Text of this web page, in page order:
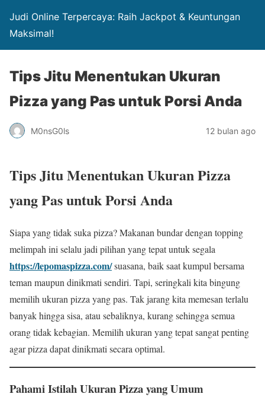
Judi Online Terpercaya: Raih Jackpot & Keuntungan
Maksimal!
Tips Jitu Menentukan Ukuran
Pizza yang Pas untuk Porsi Anda
M0nsG0ls 12 bulan ago
Tips Jitu Menentukan Ukuran Pizza
yang Pas untuk Porsi Anda
Siapa yang tidak suka pizza? Makanan bundar dengan topping
melimpah ini selalu jadi pilihan yang tepat untuk segala
https://lepomaspizza.com/suasana, baik saat kumpul bersama
teman maupun dinikmati sendiri. Tapi, seringkali kita bingung
memilih ukuran pizza yang pas. Tak jarang kita memesan terlalu
banyak hingga sisa, atau sebaliknya, kurang sehingga semua
orang tidak kebagian. Memilih ukuran yang tepat sangat penting
agar pizza dapat dinikmati secara optimal.
Pahami Istilah Ukuran Pizza yang Umum